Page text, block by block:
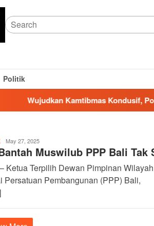
Politik
Wujudkan Kamtibmas Kondusif, Polres
admin
May 27, 2025
Muswilub PPP Bali Tak
Ketua Terpilih Dewan Pimpinan Wilayah
Persatuan Pembangunan (PPP) Bali,